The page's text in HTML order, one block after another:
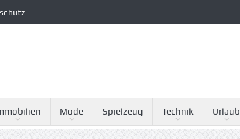
Mode Spielzeug Technik Urlaub